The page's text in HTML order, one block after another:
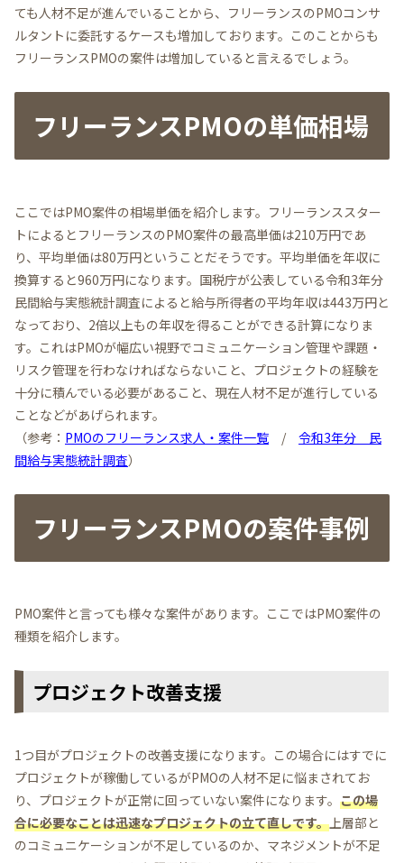
ても人材不足が進んでいることから、フリーランスのPMOコンサ
ルタントに委託するケースも増加しております。このことからも
フリーランスPMOの案件は増加していると言えるでしょう。
フリーランスPMOの単価相場
ここではPMO案件の相場単価を紹介します。フリーランススター
トによるとフリーランスのPMO案件の最高単価は210万円であ
り、平均単価は80万円ということだそうです。平均単価を年収に
換算すると960万円になります。国税庁が公表している令和3年分
民間給与実態統計調査によると給与所得者の平均年収は443万円と
なっており、2倍以上もの年収を得ることができる計算になりま
す。これはPMOが幅広い視野でコミュニケーション管理や課題・
リスク管理を行わなければならないこと、プロジェクトの経験を
十分に積んでいる必要があること、現在人材不足が進行している
ことなどがあげられます。
（参考： PMOのフリーランス求人・案件一覧 / 令和3年分 民
間給与実態統計調査）
フリーランスPMOの案件事例
PMO案件と言っても様々な案件があります。ここではPMO案件の
種類を紹介します。
プロジェクト改善支援
1つ目がプロジェクトの改善支援になります。この場合にはすでに
プロジェクトが稼働しているがPMOの人材不足に悩まされてお
り、プロジェクトが正常に回っていない案件になります。 この場
合に必要なことは迅速なプロジェクトの立て直しです。上層部と
のコミュニケーションが不足しているのか、マネジメントが不足